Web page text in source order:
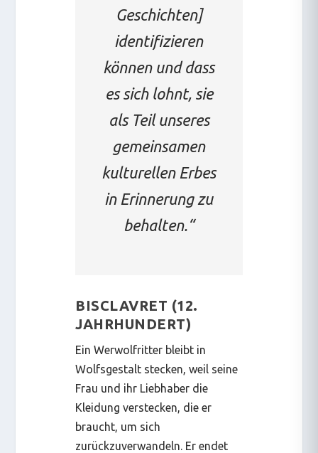
Geschichten]
identifizieren
können und dass
es sich lohnt, sie
als Teil unseres
gemeinsamen
kulturellen Erbes
in Erinnerung zu
behalten.“
BISCLAVRET (12.
JAHRHUNDERT)
Ein Werwolfritter bleibt in
Wolfsgestalt stecken, weil seine
Frau und ihr Liebhaber die
Kleidung verstecken, die er
braucht, um sich
zurückzuverwandeln. Er endet